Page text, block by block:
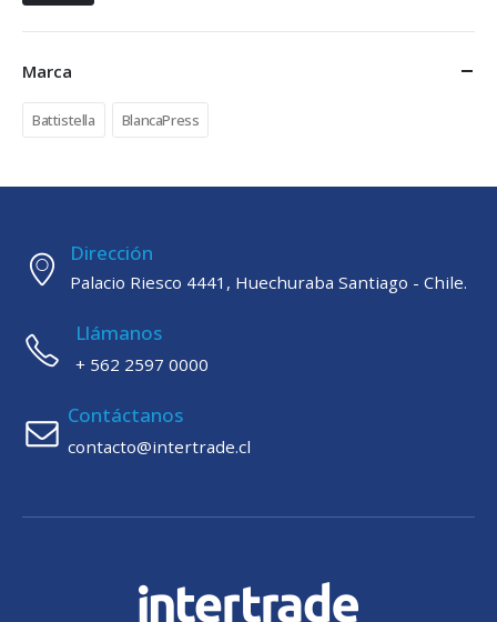
Marca
Battistella BlancaPress
Dirección
Palacio Riesco 4441, Huechuraba Santiago - Chile.
Llámanos
+ 562 2597 0000
Contáctanos
contacto@intertrade.cl